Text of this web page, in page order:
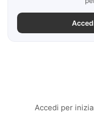
Accedi per